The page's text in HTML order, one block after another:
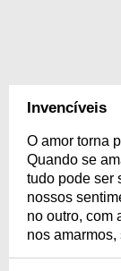
Invencíveis
O amor torna
Quando se
tudo pode ser
nossos
no outro, com
nos